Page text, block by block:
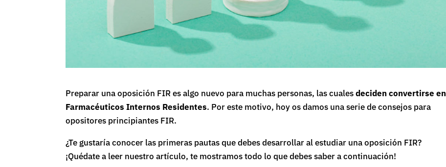
Preparar una oposición FIR es algo nuevo para muchas personas, las cualesdeciden convertirse en
Farmacéuticos Internos Residentes. Por este motivo, hoy os damos una serie de consejos para
opositores principiantes FIR.
¿Te gustaría conocer las primeras pautas que debes desarrollar al estudiar una oposición FIR?
¡Quédate a leer nuestro artículo, te mostramos todo lo que debes saber a continuación!